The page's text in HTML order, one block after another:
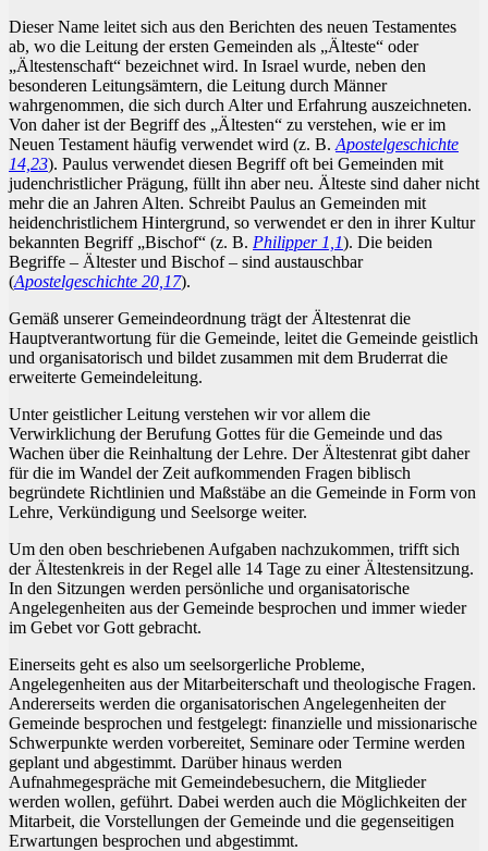
Dieser Name leitet sich aus den Berichten des neuen Testamentes
ab, wo die Leitung der ersten Gemeinden als „Älteste“ oder
„Ältestenschaft“ bezeichnet wird. In Israel wurde, neben den
besonderen Leitungsämtern, die Leitung durch Männer
wahrgenommen, die sich durch Alter und Erfahrung auszeichneten.
Von daher ist der Begriff des „Ältesten“ zu verstehen, wie er im
Neuen Testament häufig verwendet wird (z. B. Apostelgeschichte
14,23). Paulus verwendet diesen Begriff oft bei Gemeinden mit
judenchristlicher Prägung, füllt ihn aber neu. Älteste sind daher nicht
mehr die an Jahren Alten. Schreibt Paulus an Gemeinden mit
heidenchristlichem Hintergrund, so verwendet er den in ihrer Kultur
bekannten Begriff „Bischof“ (z. B. Philipper 1,1). Die beiden
Begriffe – Ältester und Bischof – sind austauschbar
(Apostelgeschichte 20,17).
Gemäß unserer Gemeindeordnung trägt der Ältestenrat die
Hauptverantwortung für die Gemeinde, leitet die Gemeinde geistlich
und organisatorisch und bildet zusammen mit dem Bruderrat die
erweiterte Gemeindeleitung.
Unter geistlicher Leitung verstehen wir vor allem die
Verwirklichung der Berufung Gottes für die Gemeinde und das
Wachen über die Reinhaltung der Lehre. Der Ältestenrat gibt daher
für die im Wandel der Zeit aufkommenden Fragen biblisch
begründete Richtlinien und Maßstäbe an die Gemeinde in Form von
Lehre, Verkündigung und Seelsorge weiter.
Um den oben beschriebenen Aufgaben nachzukommen, trifft sich
der Ältestenkreis in der Regel alle 14 Tage zu einer Ältestensitzung.
In den Sitzungen werden persönliche und organisatorische
Angelegenheiten aus der Gemeinde besprochen und immer wieder
im Gebet vor Gott gebracht.
Einerseits geht es also um seelsorgerliche Probleme,
Angelegenheiten aus der Mitarbeiterschaft und theologische Fragen.
Andererseits werden die organisatorischen Angelegenheiten der
Gemeinde besprochen und festgelegt: finanzielle und missionarische
Schwerpunkte werden vorbereitet, Seminare oder Termine werden
geplant und abgestimmt. Darüber hinaus werden
Aufnahmegespräche mit Gemeindebesuchern, die Mitglieder
werden wollen, geführt. Dabei werden auch die Möglichkeiten der
Mitarbeit, die Vorstellungen der Gemeinde und die gegenseitigen
Erwartungen besprochen und abgestimmt.